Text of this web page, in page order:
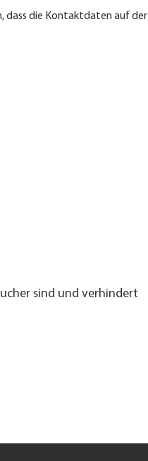
dass die Kontaktdaten auf der
sind und verhindert